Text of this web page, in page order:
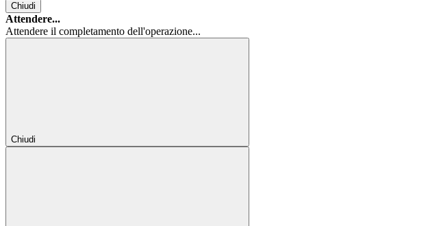
Chiudi
Attendere...
Attendere il completamento dell'operazione...
Chiudi